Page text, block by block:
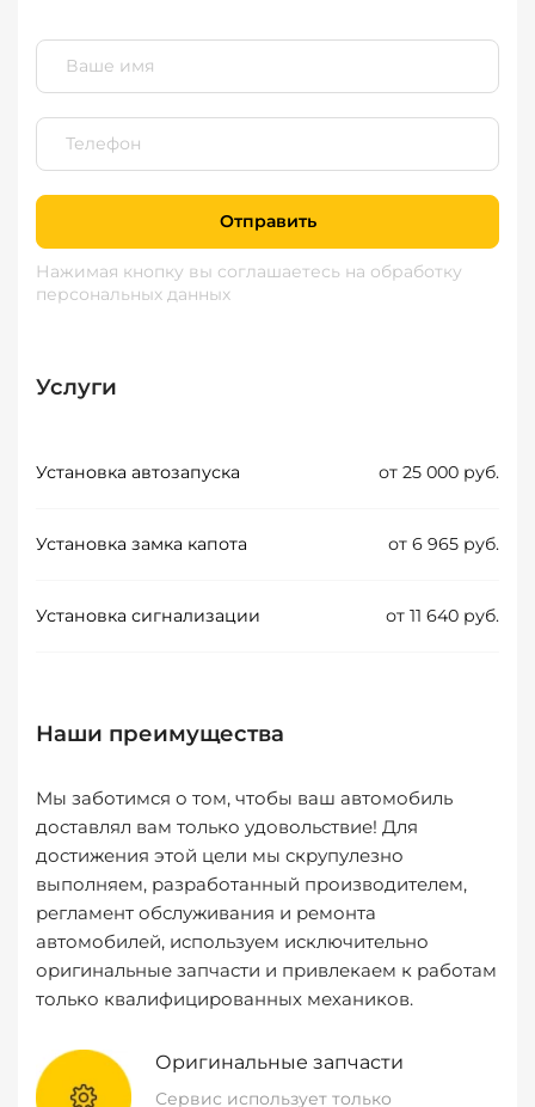
Отправить
Нажимая кнопку вы соглашаетесь на обработку
персональных данных
Услуги
Установка автозапуска от 25 000 руб.
Установка замка капота от 6 965 руб.
Установка сигнализации от 11 640 руб.
Наши преимущества
Мы заботимся о том, чтобы ваш автомобиль
доставлял вам только удовольствие! Для
достижения этой цели мы скрупулезно
выполняем, разработанный производителем,
регламент обслуживания и ремонта
автомобилей, используем исключительно
оригинальные запчасти и привлекаем к работам
только квалифицированных механиков.
Оригинальные запчасти
Сервис использует только